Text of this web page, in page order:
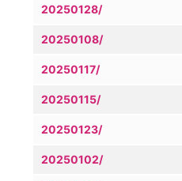
20250128/
20250108/
20250117/
20250115/
20250123/
20250102/